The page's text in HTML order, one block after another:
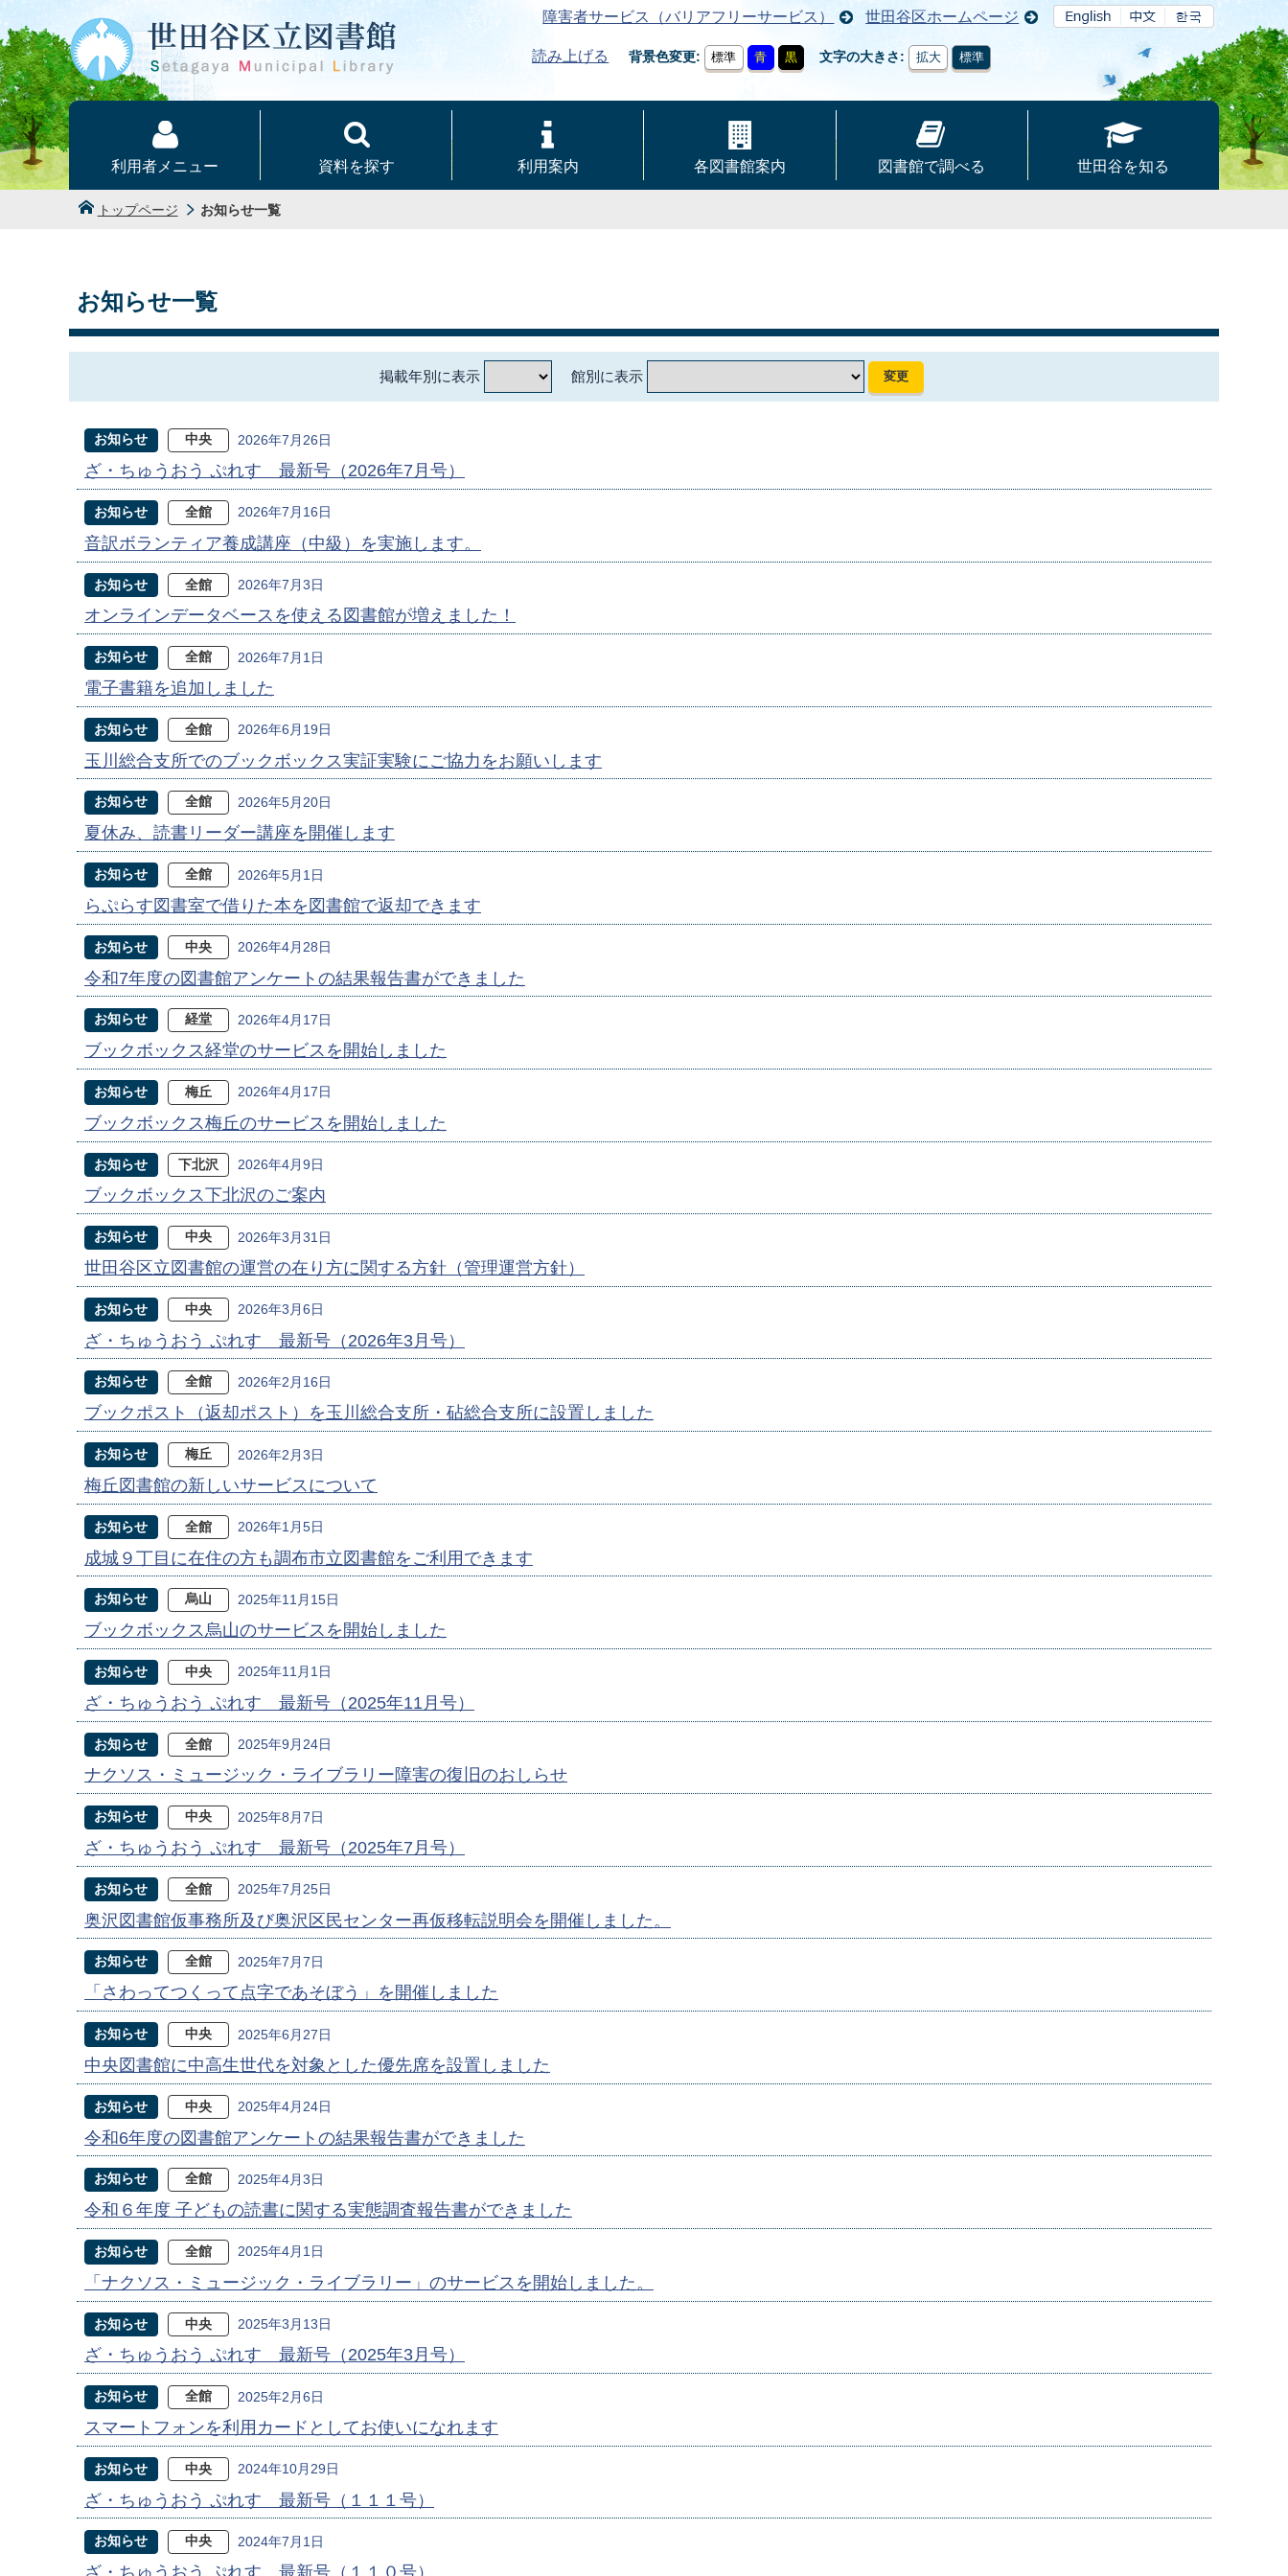
本文へ
障害者サービス（バリアフリーサービス） 世田谷区ホームページ
読み上げる 背景色変更 標準 青 黒 文字の大きさ 拡大 標準
利用者メニュー 資料を探す 利用案内 各図書館案内 図書館で調べる 世田谷を知る
トップページ お知らせ一覧
お知らせ一覧
掲載年別に表示 館別に表示
お知らせ 中央 2026年7月26日
ざ・ちゅうおう ぷれす 最新号（2026年7月号）
お知らせ 全館 2026年7月16日
音訳ボランティア養成講座（中級）を実施します。
お知らせ 全館 2026年7月3日
オンラインデータベースを使える図書館が増えました！
お知らせ 全館 2026年7月1日
電子書籍を追加しました
お知らせ 全館 2026年6月19日
玉川総合支所でのブックボックス実証実験にご協力をお願いします
お知らせ 全館 2026年5月20日
夏休み、読書リーダー講座を開催します
お知らせ 全館 2026年5月1日
らぷらす図書室で借りた本を図書館で返却できます
お知らせ 中央 2026年4月28日
令和7年度の図書館アンケートの結果報告書ができました
お知らせ 経堂 2026年4月17日
ブックボックス経堂のサービスを開始しました
お知らせ 梅丘 2026年4月17日
ブックボックス梅丘のサービスを開始しました
お知らせ 下北沢 2026年4月9日
ブックボックス下北沢のご案内
お知らせ 中央 2026年3月31日
世田谷区立図書館の運営の在り方に関する方針（管理運営方針）
お知らせ 中央 2026年3月6日
ざ・ちゅうおう ぷれす 最新号（2026年3月号）
お知らせ 全館 2026年2月16日
ブックポスト（返却ポスト）を玉川総合支所・砧総合支所に設置しました
お知らせ 梅丘 2026年2月3日
梅丘図書館の新しいサービスについて
お知らせ 全館 2026年1月5日
成城９丁目に在住の方も調布市立図書館をご利用できます
お知らせ 烏山 2025年11月15日
ブックボックス烏山のサービスを開始しました
お知らせ 中央 2025年11月1日
ざ・ちゅうおう ぷれす 最新号（2025年11月号）
お知らせ 全館 2025年9月24日
ナクソス・ミュージック・ライブラリー障害の復旧のおしらせ
お知らせ 中央 2025年8月7日
ざ・ちゅうおう ぷれす 最新号（2025年7月号）
お知らせ 全館 2025年7月25日
奥沢図書館仮事務所及び奥沢区民センター再仮移転説明会を開催しました。
お知らせ 全館 2025年7月7日
「さわってつくって点字であそぼう」を開催しました
お知らせ 中央 2025年6月27日
中央図書館に中高生世代を対象とした優先席を設置しました
お知らせ 中央 2025年4月24日
令和6年度の図書館アンケートの結果報告書ができました
お知らせ 全館 2025年4月3日
令和６年度 子どもの読書に関する実態調査報告書ができました
お知らせ 全館 2025年4月1日
「ナクソス・ミュージック・ライブラリー」のサービスを開始しました。
お知らせ 中央 2025年3月13日
ざ・ちゅうおう ぷれす 最新号（2025年3月号）
お知らせ 全館 2025年2月6日
スマートフォンを利用カードとしてお使いになれます
お知らせ 中央 2024年10月29日
ざ・ちゅうおう ぷれす 最新号（１１１号）
お知らせ 中央 2024年7月1日